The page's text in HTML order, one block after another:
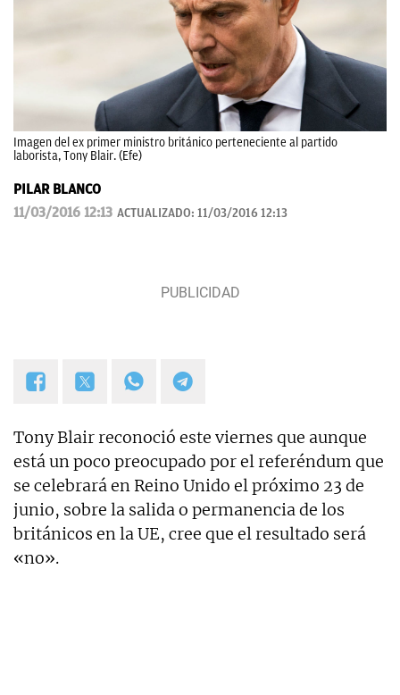
Imagen del ex primer ministro británico perteneciente al partido
laborista, Tony Blair. (Efe)
PILAR BLANCO
11/03/2016 12:13 ACTUALIZADO: 11/03/2016 12:13
Tony Blair reconoció este viernes que aunque
está un poco preocupado por el referéndum que
se celebrará en Reino Unido el próximo 23 de
junio, sobre la salida o permanencia de los
británicos en la UE, cree que el resultado será
«no».